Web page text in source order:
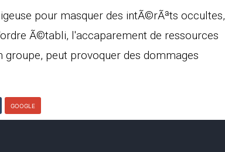
pour masquer des intÃ©rÃªts occultes,
Ã©tabli, l'accaparement de ressources
peut provoquer des dommages
GOOGLE